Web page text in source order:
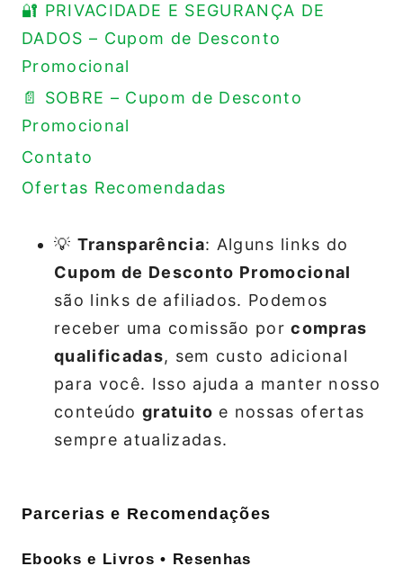
🔐 PRIVACIDADE E SEGURANÇA DE
DADOS – Cupom de Desconto
Promocional
📄 SOBRE – Cupom de Desconto
Promocional
Contato
Ofertas Recomendadas
💡 Transparência: Alguns links do
Cupom de Desconto Promocional
são links de afiliados. Podemos
receber uma comissão porcompras
qualificadas, sem custo adicional
para você. Isso ajuda a manter nosso
conteúdo gratuito e nossas ofertas
sempre atualizadas.
Parcerias e Recomendações
Ebooks e Livros • Resenhas